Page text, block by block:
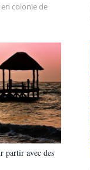
colonie de
partir avec des